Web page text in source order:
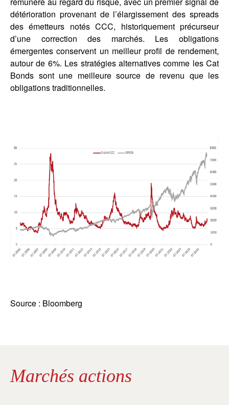
détérioration provenant de l’élargissement des spreads
des émetteurs notés CCC, historiquement précurseur
d’une correction des marchés. Les obligations
émergentes conservent un meilleur profil de rendement,
autour de 6%. Les stratégies alternatives comme les Cat
Bonds sont une meilleure source de revenu que les
obligations traditionnelles.
Source : Bloomberg
Marchés actions